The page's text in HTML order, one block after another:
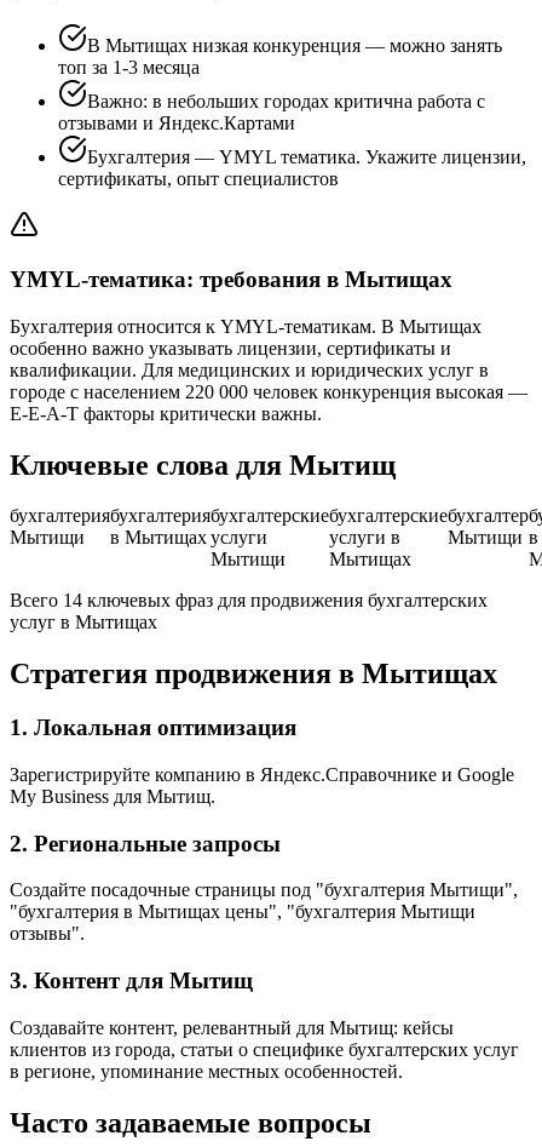
В Мытищах низкая конкуренция — можно занять
топ за 1-3 месяца
Важно: в небольших городах критична работа с
отзывами и Яндекс.Картами
Бухгалтерия — YMYL тематика. Укажите лицензии,
сертификаты, опыт специалистов
YMYL-тематика: требования в Мытищах
Бухгалтерия относится к YMYL-тематикам. В Мытищах
особенно важно указывать лицензии, сертификаты и
квалификации. Для медицинских и юридических услуг в
городе с населением 220 000 человек конкуренция высокая —
E-E-A-T факторы критически важны.
Ключевые слова для Мытищ
бухгалтерия
Мытищи
бухгалтерия
в Мытищах
бухгалтерские
услуги
Мытищи
бухгалтерские
услуги в
Мытищах
бухгалтер
Мытищи в
Всего 14 ключевых фраз для продвижения бухгалтерских
услуг в Мытищах
Стратегия продвижения в Мытищах
1. Локальная оптимизация
Зарегистрируйте компанию в Яндекс.Справочнике и Google
My Business для Мытищ.
2. Региональные запросы
Создайте посадочные страницы под "бухгалтерия Мытищи",
"бухгалтерия в Мытищах цены", "бухгалтерия Мытищи
отзывы".
3. Контент для Мытищ
Создавайте контент, релевантный для Мытищ: кейсы
клиентов из города, статьи о специфике бухгалтерских услуг
в регионе, упоминание местных особенностей.
Часто задаваемые вопросы